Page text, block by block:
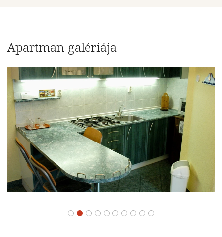
Apartman galériája